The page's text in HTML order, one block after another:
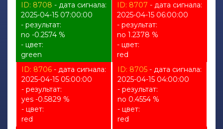
ID: 8708 - дата сигнала:
2025-04-15 07:00:00
- результат:
no -0.2574 %
- цвет:
green
ID: 8707 - дата сигнала:
2025-04-15 06:00:00
- результат:
no 1.2378 %
- цвет:
red
ID: 8706 - дата сигнала:
2025-04-15 05:00:00
- результат:
yes -0.5829 %
- цвет:
red
ID: 8705 - дата сигнала:
2025-04-15 04:00:00
- результат:
no 0.4554 %
- цвет:
red